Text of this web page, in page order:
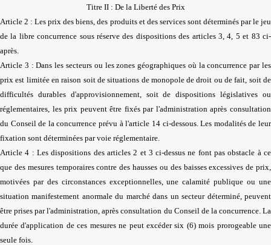
Titre II : De la Liberté des Prix
Article 2 : Les prix des biens, des produits et des services sont déterminés par le jeu
de la libre concurrence sous réserve des dispositions des articles 3, 4, 5 et 83 ci-
après.
Article 3 : Dans les secteurs ou les zones géographiques où la concurrence par les
prix est limitée en raison soit de situations de monopole de droit ou de fait, soit de
difficultés durables d'approvisionnement, soit de dispositions législatives ou
réglementaires, les prix peuvent être fixés par l'administration après consultation
du Conseil de la concurrence prévu à l'article 14 ci-dessous. Les modalités de leur
fixation sont déterminées par voie réglementaire.
Article 4 : Les dispositions des articles 2 et 3 ci-dessus ne font pas obstacle à ce
que des mesures temporaires contre des hausses ou des baisses excessives de prix,
motivées par des circonstances exceptionnelles, une calamité publique ou une
situation manifestement anormale du marché dans un secteur déterminé, peuvent
être prises par l'administration, après consultation du Conseil de la concurrence. La
durée d'application de ces mesures ne peut excéder six (6) mois prorogeable une
seule fois.